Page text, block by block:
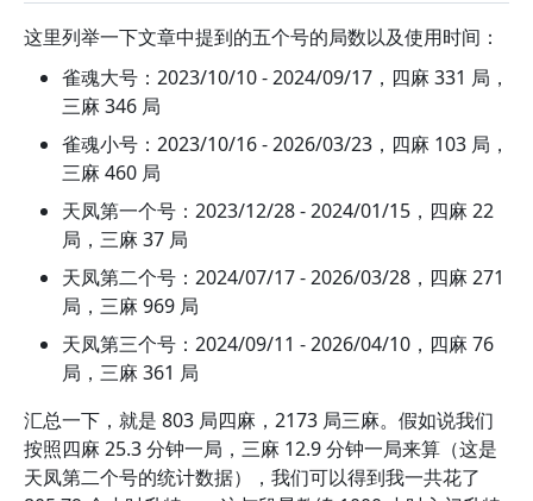
这里列举一下文章中提到的五个号的局数以及使用时间：
雀魂大号：2023/10/10 - 2024/09/17，四麻 331 局，
三麻 346 局
雀魂小号：2023/10/16 - 2026/03/23，四麻 103 局，
三麻 460 局
天凤第一个号：2023/12/28 - 2024/01/15，四麻 22
局，三麻 37 局
天凤第二个号：2024/07/17 - 2026/03/28，四麻 271
局，三麻 969 局
天凤第三个号：2024/09/11 - 2026/04/10，四麻 76
局，三麻 361 局
汇总一下，就是 803 局四麻，2173 局三麻。假如说我们
按照四麻 25.3 分钟一局，三麻 12.9 分钟一局来算（这是
天凤第二个号的统计数据），我们可以得到我一共花了